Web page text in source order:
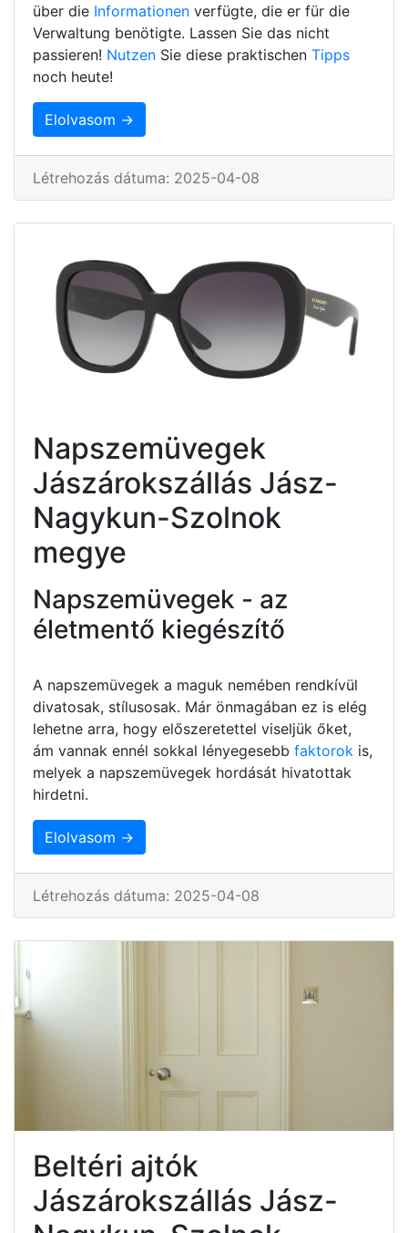
über die Informationen verfügte, die er für die
Verwaltung benötigte. Lassen Sie das nicht
passieren! Nutzen Sie diese praktischen Tipps
noch heute!
Elolvasom →
Létrehozás dátuma: 2025-04-08
Napszemüvegek
Jászárokszállás Jász-
Nagykun-Szolnok
megye
Napszemüvegek - az
életmentő kiegészítő
A napszemüvegek a maguk nemében rendkívül
divatosak, stílusosak. Már önmagában ez is elég
lehetne arra, hogy előszeretettel viseljük őket,
ám vannak ennél sokkal lényegesebb faktorok is,
melyek a napszemüvegek hordását hivatottak
hirdetni.
Elolvasom →
Létrehozás dátuma: 2025-04-08
Beltéri ajtók
Jászárokszállás Jász-